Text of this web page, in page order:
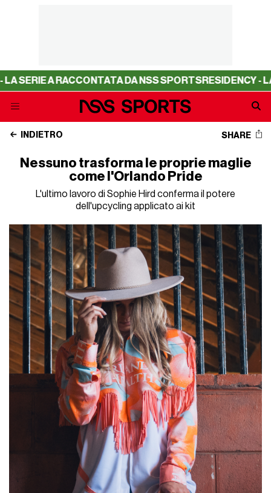
A RACCONTATA DA NSS SPORTSRESIDENCY - LA
INDIETRO SHARE
Nessuno trasforma le proprie maglie
come l'Orlando Pride
L'ultimo lavoro di Sophie Hird conferma il potere
dell'upcycling applicato ai kit